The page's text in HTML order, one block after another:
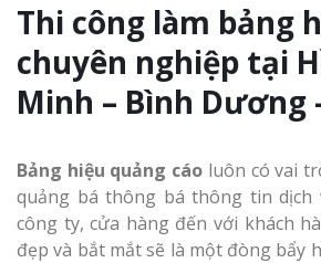
Thi công làm bảng
chuyên nghiệp tại
Minh – Bình Dương
Bảng hiệu quảng cáo luôn có vai
quảng bá thông bá thông tin dịch
công ty, cửa hàng đến với khách
đẹp và bắt mắt sẽ là một đòng bẩy
Nghệ An